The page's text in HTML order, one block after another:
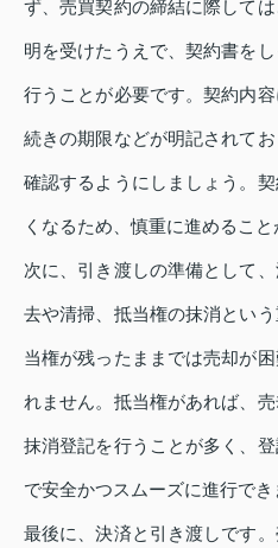
ず、売買契約の締結に際して
明を受けたうえで、契約書を
行うことが必要です。契約内
続きの期限などが明記されて
確認するようにしましょう。
くなるため、慎重に進めること
次に、引き渡しの準備として
去や清掃、抵当権の抹消とい
当権が残ったままでは売却が
れません。抵当権があれば、
抹消登記を行うことが多く、
で安全かつスムーズに進行でき
最後に、決済と引き渡しです